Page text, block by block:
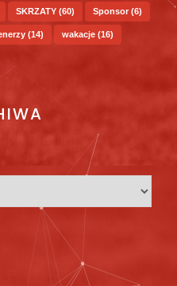
SKRZATY (60) Sponsor (6)
(14) wakacje (16)